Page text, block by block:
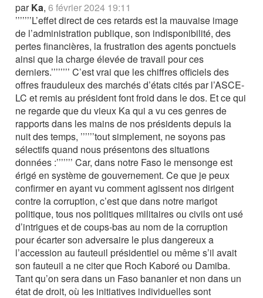
parKa,6 février 2024 19:11
’’’’’’’L’effet direct de ces retards est la mauvaise image
de l’administration publique, son indisponibilité, des
pertes financières, la frustration des agents ponctuels
ainsi que la charge élevée de travail pour ces
derniers.’’’’’’’’ C’est vrai que les chiffres officiels des
offres frauduleux des marchés d’états cités par l’ASCE-
LC et remis au président font froid dans le dos. Et ce qui
ne regarde que du vieux Ka qui a vu ces genres de
rapports dans les mains de nos présidents depuis la
nuit des temps, ’’’’’’tout simplement, ne soyons pas
sélectifs quand nous présentons des situations
données :’’’’’’’ Car, dans notre Faso le mensonge est
érigé en système de gouvernement. Ce que je peux
confirmer en ayant vu comment agissent nos dirigent
contre la corruption, c’est que dans notre marigot
politique, tous nos politiques militaires ou civils ont usé
d’intrigues et de coups-bas au nom de la corruption
pour écarter son adversaire le plus dangereux a
l’accession au fauteuil présidentiel ou même s’il avait
son fauteuil a ne citer que Roch Kaboré ou Damiba.
Tant qu’on sera dans un Faso bananier et non dans un
état de droit, où les initiatives individuelles sont